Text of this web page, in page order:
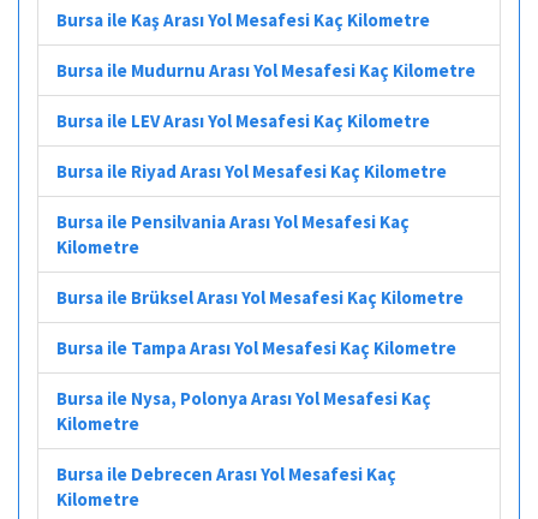
Bursa ile Kaş Arası Yol Mesafesi Kaç Kilometre
Bursa ile Mudurnu Arası Yol Mesafesi Kaç Kilometre
Bursa ile LEV Arası Yol Mesafesi Kaç Kilometre
Bursa ile Riyad Arası Yol Mesafesi Kaç Kilometre
Bursa ile Pensilvania Arası Yol Mesafesi Kaç
Kilometre
Bursa ile Brüksel Arası Yol Mesafesi Kaç Kilometre
Bursa ile Tampa Arası Yol Mesafesi Kaç Kilometre
Bursa ile Nysa, Polonya Arası Yol Mesafesi Kaç
Kilometre
Bursa ile Debrecen Arası Yol Mesafesi Kaç
Kilometre